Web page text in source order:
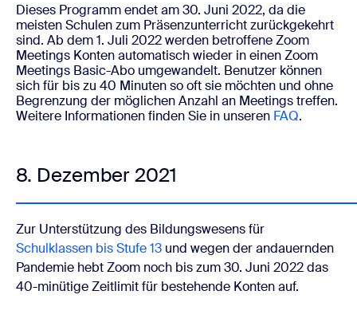
Dieses Programmendet am 30. Juni 2022, da die
meisten Schulen zum Präsenzunterricht zurückgekehrt
sind. Ab dem 1. Juli 2022 werden betroffene Zoom
Meetings Konten automatisch wieder in einen Zoom
Meetings Basic-Abo umgewandelt. Benutzer können
sich für bis zu 40 Minuten so oft sie möchten und ohne
Begrenzung der möglichen Anzahl an Meetings treffen.
Weitere Informationen finden Sie in unseren FAQ.
8. Dezember 2021
Zur Unterstützung des Bildungswesens für
Schulklassen bis Stufe 13 und wegen der andauernden
Pandemie hebt Zoom noch bis zum 30. Juni 2022 das
40-minütige Zeitlimit für bestehende Konten auf.